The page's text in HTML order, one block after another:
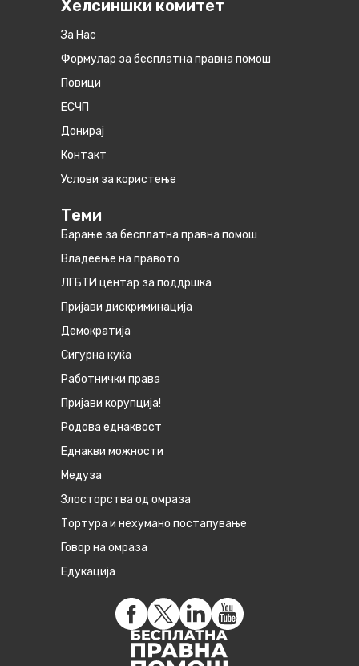
Хелсиншки комитет
За Нас
Формулар за бесплатна правна помош
Повици
ЕСЧП
Донирај
Контакт
Услови за користење
Теми
Барање за бесплатна правна помош
Владеење на правото
ЛГБТИ центар за поддршка
Пријави дискриминација
Демократија
Сигурна куќа
Работнички права
Пријави корупција!
Родова еднаквост
Eднакви можности
Медуза
Злосторства од омраза
Тортура и нехумано постапување
Говор на омраза
Едукација